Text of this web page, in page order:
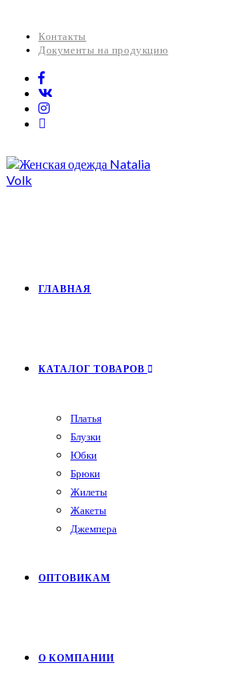
Контакты
Документы на продукцию
ГЛАВНАЯ
КАТАЛОГ ТОВАРОВ
Платья
Блузки
Юбки
Брюки
Жилеты
Жакеты
Джемпера
ОПТОВИКАМ
О КОМПАНИИ